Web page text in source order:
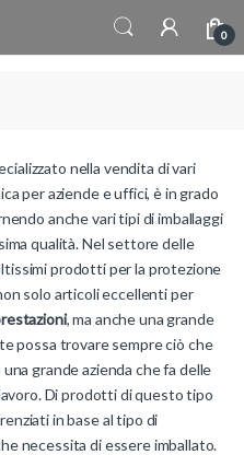
0
nella vendita di vari
per aziende e uffici, è in grado
anche vari tipi di imballaggi
qualità. Nel settore delle
prodotti per la protezione
solo articoli eccellenti per
, ma anche una grande
possa trovare sempre ciò che
grande azienda che fa delle
Di prodotti di questo tipo
in base al tipo di
necessita di essere imballato.